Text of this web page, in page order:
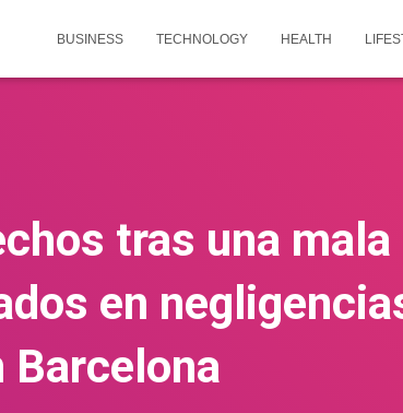
BUSINESS TECHNOLOGY HEALTH
tras una
en
Barcelona